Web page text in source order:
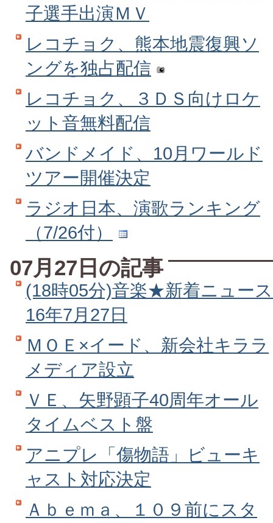
子選手出演ＭＶ
レコチョク、熊本地震復興ソ
ングを独占配信
レコチョク、３ＤＳ向けロケ
ット音無料配信
バンドメイド、10月ワールド
ツアー開催決定
ラジオ日本、演歌ランキング
（7/26付）
07月27日の記事
(18時05分)音楽★新着ニュース
16年7月27日
ＭＯＥ×イード、新会社キララ
メディア設立
ＶＥ、矢野顕子40周年オール
タイムベスト盤
アニプレ「傷物語」ビューキ
ャスト対応決定
Ａｂｅｍａ、１０９前にスタ